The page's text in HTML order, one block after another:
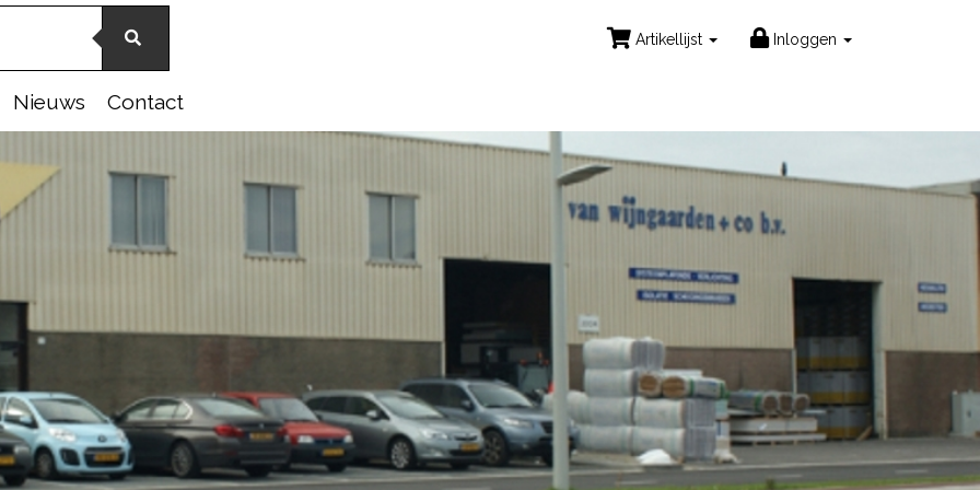
Artikellijst Inloggen
Nieuws Contact